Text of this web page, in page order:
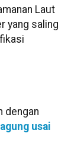
Laut
yang saling
dengan
usai